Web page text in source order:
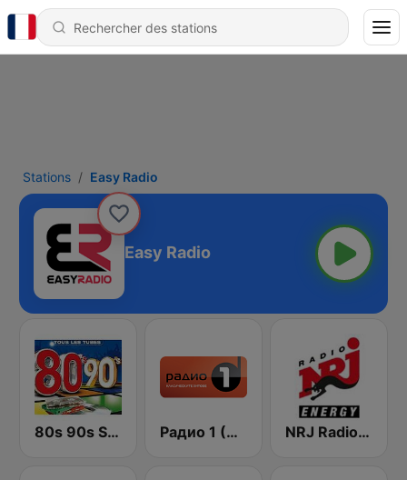
Stations Easy Radio
Easy Radio
80s 90s Super Pop Hits Радио 1 (Radio 1) NRJ Radio ENERGY